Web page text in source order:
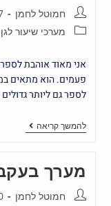
חמוטל לחמן
27
מערכי שיעור לגן
אני מאוד אוהבת
לספר גם ליותר
להמשך קריאה
מערך
חמוטל לחמן
20